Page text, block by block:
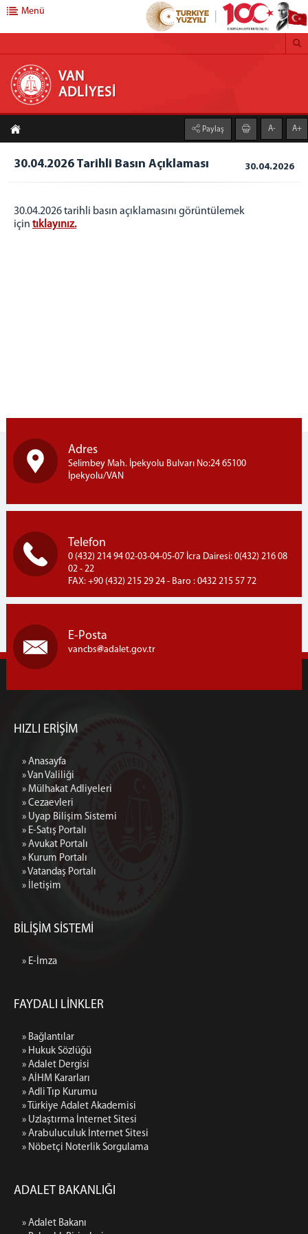
CUMHURİYET BAŞSAVCILIĞI
KOMİSYON BAŞKANLIĞI
Menü
VAN
ADLİYESİ
Paylaş A- A+
30.04.2026 Tarihli Basın Açıklaması 30.04.2026
30.04.2026 tarihli basın açıklamasını görüntülemek
için tıklayınız.
Adres
Selimbey Mah. İpekyolu Bulvarı No:24 65100
İpekyolu/VAN
Telefon
0 (432) 214 94 02-03-04-05-07 İcra Dairesi: 0(432) 216 08
02 - 22
FAX: +90 (432) 215 29 24 - Baro : 0432 215 57 72
E-Posta
vancbs adalet.gov.tr
HIZLI ERİŞİM
» Anasayfa
» Van Valiliği
» Mülhakat Adliyeleri
» Cezaevleri
» Uyap Bilişim Sistemi
» E-Satış Portalı
» Avukat Portalı
» Kurum Portalı
» Vatandaş Portalı
» İletişim
BİLİŞİM SİSTEMİ
» E-İmza
FAYDALI LİNKLER
» Bağlantılar
» Hukuk Sözlüğü
» Adalet Dergisi
» AİHM Kararları
» Adli Tıp Kurumu
» Türkiye Adalet Akademisi
» Uzlaştırma İnternet Sitesi
» Arabuluculuk İnternet Sitesi
» Nöbetçi Noterlik Sorgulama
ADALET BAKANLIĞI
» Adalet Bakanı